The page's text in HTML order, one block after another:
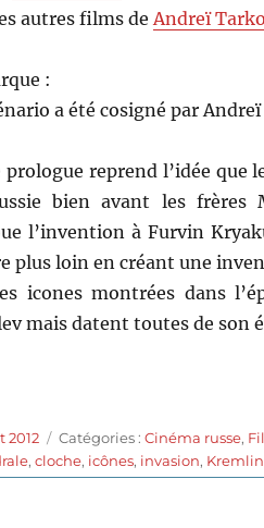
autres films de Andreï
:
a été cosigné par
prologue reprend l’idée que
bien avant les frères
l’invention à Furvin
plus loin en créant une
icones montrées dans
mais datent toutes de son
2012 Catégories
Catégories :Cinéma russe,
,cloche, icônes, invasion, Kremlin